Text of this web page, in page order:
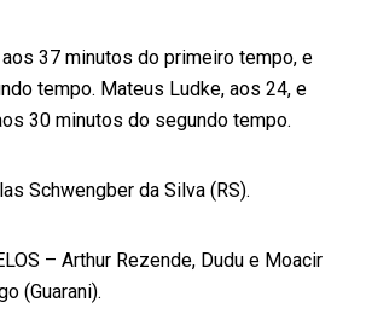
37 minutos do primeiro tempo, e
tempo. Mateus Ludke, aos 24, e
30 minutos do segundo tempo.
Schwengber da Silva (RS).
– Arthur Rezende, Dudu e Moacir
(Guarani).